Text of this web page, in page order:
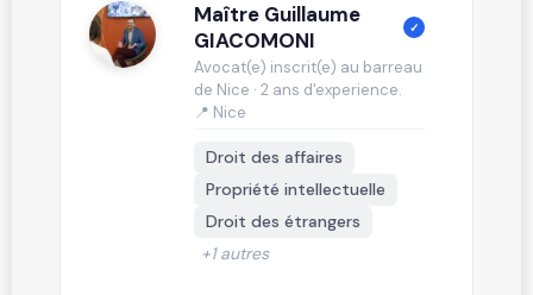
Maître Guillaume
GIACOMONI
✓
Avocat(e) inscrit(e) au barreau
de Nice · 2 ans d'experience.
📍 Nice
Droit des affaires
Propriété intellectuelle
Droit des étrangers
+1 autres